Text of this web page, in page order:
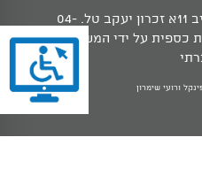
04-
על ידי המשרד לשוויון
ורועי שימרון